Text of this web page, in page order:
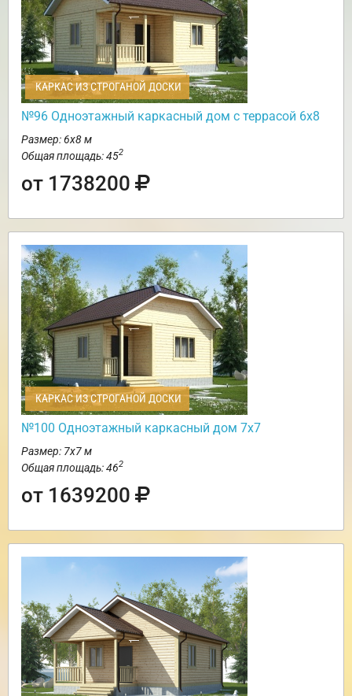
КАРКАС ИЗ СТРОГАНОЙ ДОСКИ
№96 Одноэтажный каркасный дом с террасой 6х8
Размер: 6х8 м
Общая площадь: 452
от 1738200
КАРКАС ИЗ СТРОГАНОЙ ДОСКИ
№100 Одноэтажный каркасный дом 7х7
Размер: 7х7 м
Общая площадь: 462
от 1639200